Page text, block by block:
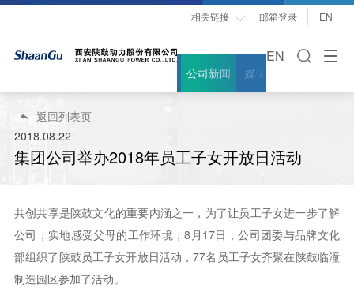
相关链接  邮箱登录 EN
EN
公司新闻 媒体聚焦

返回列表页
2018.08.22
集团公司举办2018年员工子女开放日活动
共创共享是陕鼓文化的重要内涵之一，为了让员工子女进一步了解
公司，实地感受父母的工作环境，8月17日，公司团委与品牌文化
部组织了陕鼓员工子女开放日活动，77名员工子女齐聚在陕鼓临潼
制造园区参加了活动。